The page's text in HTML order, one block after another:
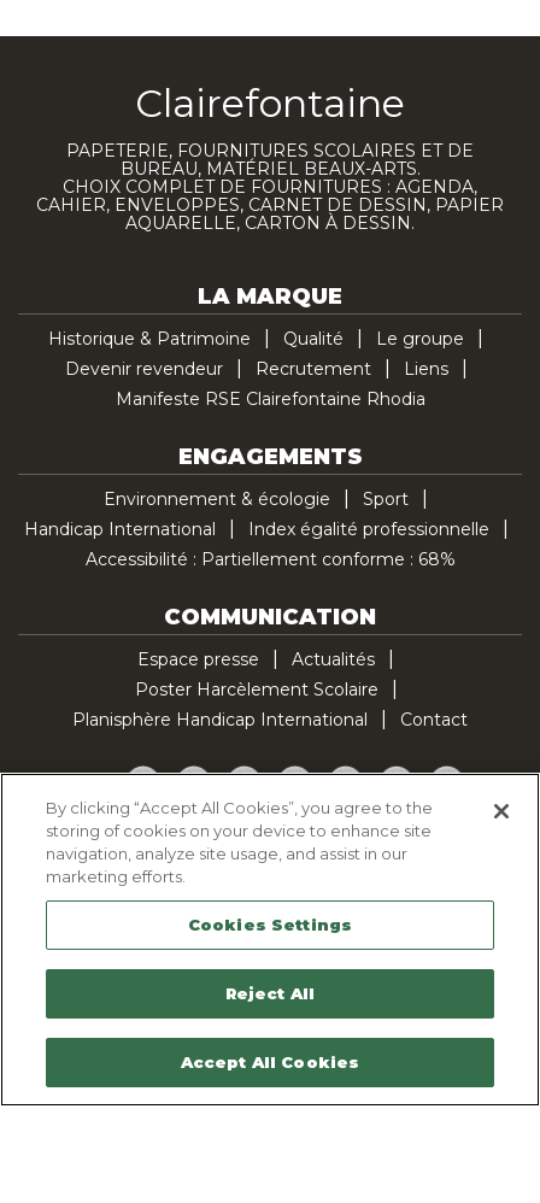
Clairefontaine
PAPETERIE, FOURNITURES SCOLAIRES ET DE
BUREAU, MATÉRIEL BEAUX-ARTS.
CHOIX COMPLET DE FOURNITURES : AGENDA,
CAHIER, ENVELOPPES, CARNET DE DESSIN, PAPIER
AQUARELLE, CARTON À DESSIN.
LA MARQUE
Historique & Patrimoine Qualité
Le groupe
Devenir revendeur
Recrutement
Liens
Manifeste RSE Clairefontaine Rhodia
ENGAGEMENTS
Environnement & écologie
Sport
Handicap International
Index égalité professionnelle
Accessibilité : Partiellement conforme : 68%
COMMUNICATION
Espace presse
Actualités
Poster Harcèlement Scolaire
Planisphère Handicap International
Contact
Facebook
TwitterYouTubePinterestInstagramLinkedInTikTok
Politique d'utilisation des cookies
Politique de confidentialité
Mentions légales
Plan du site
Contactez-nous
By clicking “Accept All Cookies”, you agree to the
storing of cookies on your device to enhance site
navigation, analyze site usage, and assist in our
marketing efforts.
Cookies Settings
Reject All
Accept All Cookies